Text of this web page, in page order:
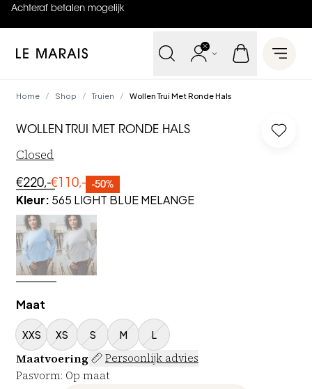
Achteraf betalen mogelijk
4.9 uit 5 (737 reviews
Le Marais Open
Home / Shop / Truien / Wollen Trui Met Ronde Hals
WOLLEN TRUI MET RONDE HALS Log in
Closed
€220,-€110,- -50%
Kleur: 565 LIGHT BLUE MELANGE
Maat
XXS XS S M L
Maatvoering
Persoonlijk advies
Pasvorm: Op maat